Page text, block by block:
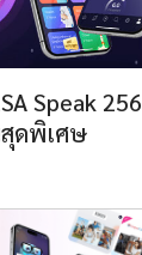
Speak
ดพิเศษ